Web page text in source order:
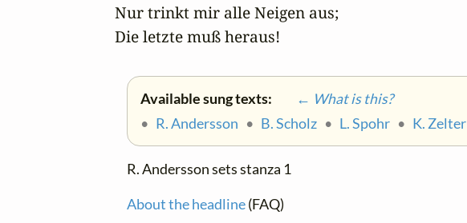
Nur trinkt mir alle Neigen aus;
Die letzte muß heraus!
Available sung texts:
← What is this?
• R. Andersson • B. Scholz • L. Spohr • K. Zelter
R. Andersson sets stanza 1
About the headline(FAQ)